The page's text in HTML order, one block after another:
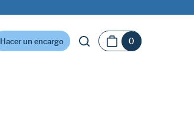
Hacer un encargo 0